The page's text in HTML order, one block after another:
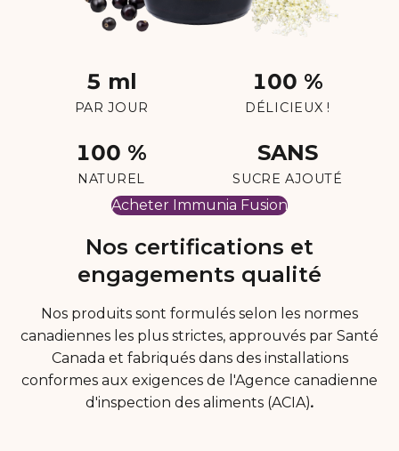
5 ml
PAR JOUR
100 %
DÉLICIEUX !
100 %
NATUREL
SANS
SUCRE AJOUTÉ
Acheter Immunia Fusion
Nos certifications et
engagements qualité
Nos produits sont formulés selon les normes
canadiennes les plus strictes, approuvés par Santé
Canada et fabriqués dans des installations
conformes aux exigences de l'Agence canadienne
d'inspection des aliments (ACIA).